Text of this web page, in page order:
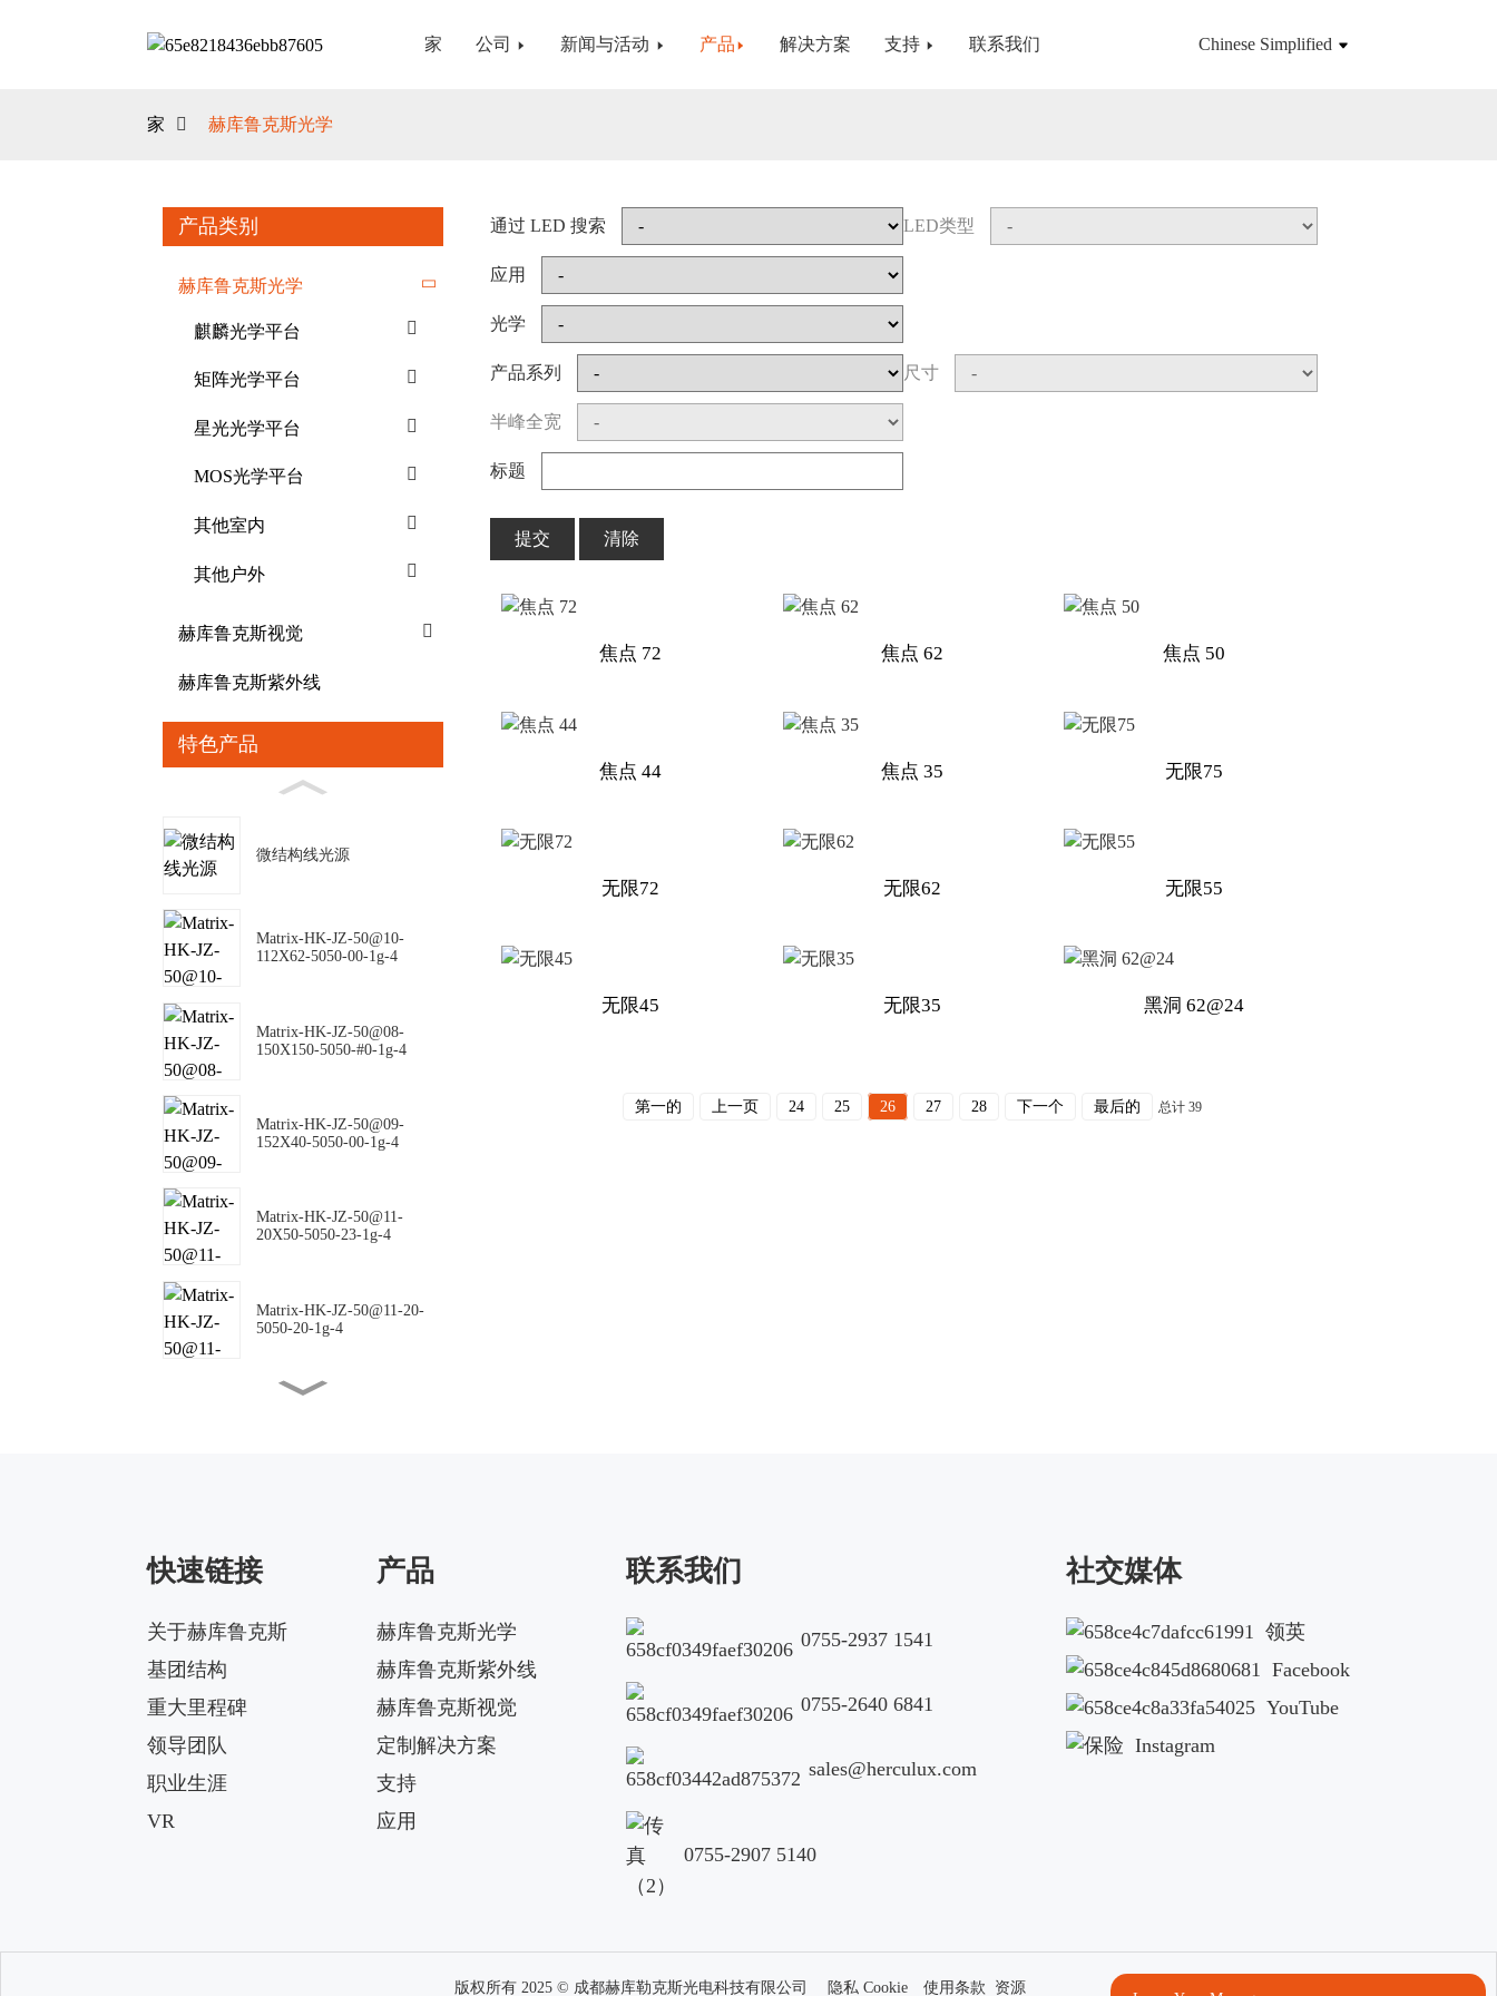
家 公司 新闻与活动 产品 解决方案 支持 联系我们 Chinese Simplified
家 赫库鲁克斯光学
产品类别
赫库鲁克斯光学
麒麟光学平台
矩阵光学平台
星光光学平台
MOS光学平台
其他室内
其他户外
赫库鲁克斯视觉
赫库鲁克斯紫外线
特色产品
微结构线光源
Matrix-HK-JZ-50@10-
112X62-5050-00-1g-4
Matrix-HK-JZ-50@08-
150X150-5050-#0-1g-4
Matrix-HK-JZ-50@09-
152X40-5050-00-1g-4
Matrix-HK-JZ-50@11-
20X50-5050-23-1g-4
Matrix-HK-JZ-50@11-20-
5050-20-1g-4
Matrix-HK-JZ-50@09-
Matrix-HK-JZ-50@12-
24X88-5050-#0-1g-4
通过 LED 搜索 LED类型
应用
光学
产品系列 尺寸
半峰全宽
标题
提交 清除
焦点 72 焦点 62 焦点 50
焦点 44 焦点 35 无限75
无限72 无限62 无限55
无限45 无限35 黑洞 62@24
第一的 上一页 24 25 26 27 28 下一个 最后的 总计 39
快速链接
关于赫库鲁克斯
基团结构
重大里程碑
领导团队
职业生涯
VR
产品
赫库鲁克斯光学
赫库鲁克斯紫外线
赫库鲁克斯视觉
定制解决方案
支持
应用
联系我们
0755-2937 1541
0755-2640 6841
sales@herculux.com
0755-2907 5140
社交媒体
领英
Facebook
YouTube
Instagram
版权所有 2025 © 成都赫库勒克斯光电科技有限公司 隐私 Cookie 使用条款 资源